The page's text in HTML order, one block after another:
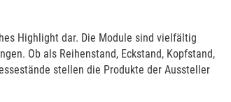
Highlight dar. Die Module sind vielfältig
Ob als Reihenstand, Eckstand, Kopfstand,
stellen die Produkte der Aussteller